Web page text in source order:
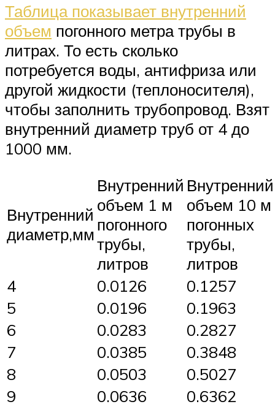
Таблица показывает внутренний
объем погонного метра трубы в
литрах. То есть сколько
потребуется воды, антифриза или
другой жидкости (теплоносителя),
чтобы заполнить трубопровод. Взят
внутренний диаметр труб от 4 до
1000 мм.
Внутренний
диаметр,мм
Внутренний
объем 1 м
погонного
трубы,
литров
Внутренний
объем 10 м
погонных
трубы,
литров
4
0.0126
0.1257
5
0.0196
0.1963
6
0.0283
0.2827
7
0.0385
0.3848
8
0.0503
0.5027
9
0.0636
0.6362